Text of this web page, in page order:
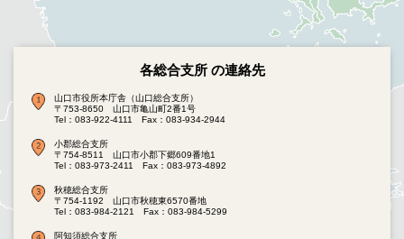
各総合支所 の連絡先
山口市役所本庁舎（山口総合支所）
〒753-8650 山口市亀山町2番1号
Tel：083-922-4111
Fax：083-934-2944
小郡総合支所
〒754-8511 山口市小郡下郷609番地1
Tel：083-973-2411
Fax：083-973-4892
秋穂総合支所
〒754-1192 山口市秋穂東6570番地
Tel：083-984-2121
Fax：083-984-5299
阿知須総合支所